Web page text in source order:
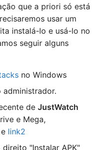
que a priori só está
usar um
instalá-lo e usá-lo no
seguir alguns
no Windows
administrador.
de JustWatch
e Mega,
e link2
"Instalar APK"